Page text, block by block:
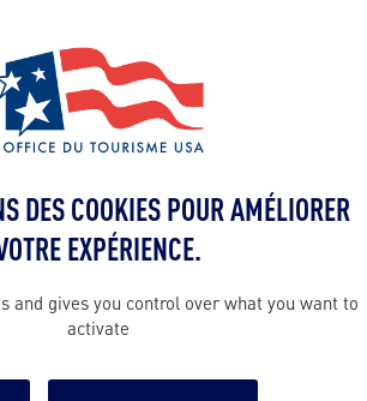
Contact pro
DES COOKIES POUR AMÉLIORER
EXPÉRIENCE.
and gives you control over what you want to
activate